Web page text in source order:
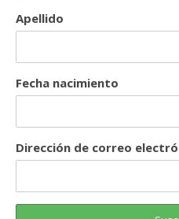
Apellido
Fecha nacimiento
Dirección de correo